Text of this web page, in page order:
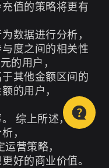
值的策略将更有
数据进行分析，
度之间的相关性
的用户，
其他金额区间的
的用户，
综上所述，
，
营策略，
好的商业价值。